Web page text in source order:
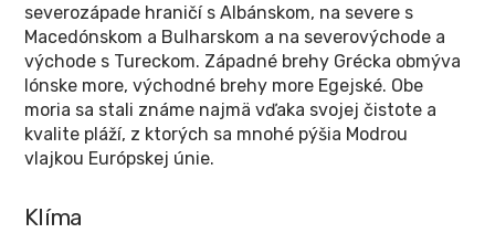
severozápade hraničí s Albánskom, na severe s
Macedónskom a Bulharskom a na severovýchode a
východe s Tureckom. Západné brehy Grécka obmýva
Iónske more, východné brehy more Egejské. Obe
moria sa stali známe najmä vďaka svojej čistote a
kvalite pláží, z ktorých sa mnohé pýšia Modrou
vlajkou Európskej únie.
Klíma